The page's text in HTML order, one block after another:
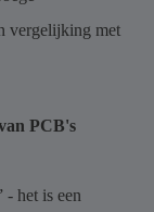
vergelijking met
PCB's
- het is een